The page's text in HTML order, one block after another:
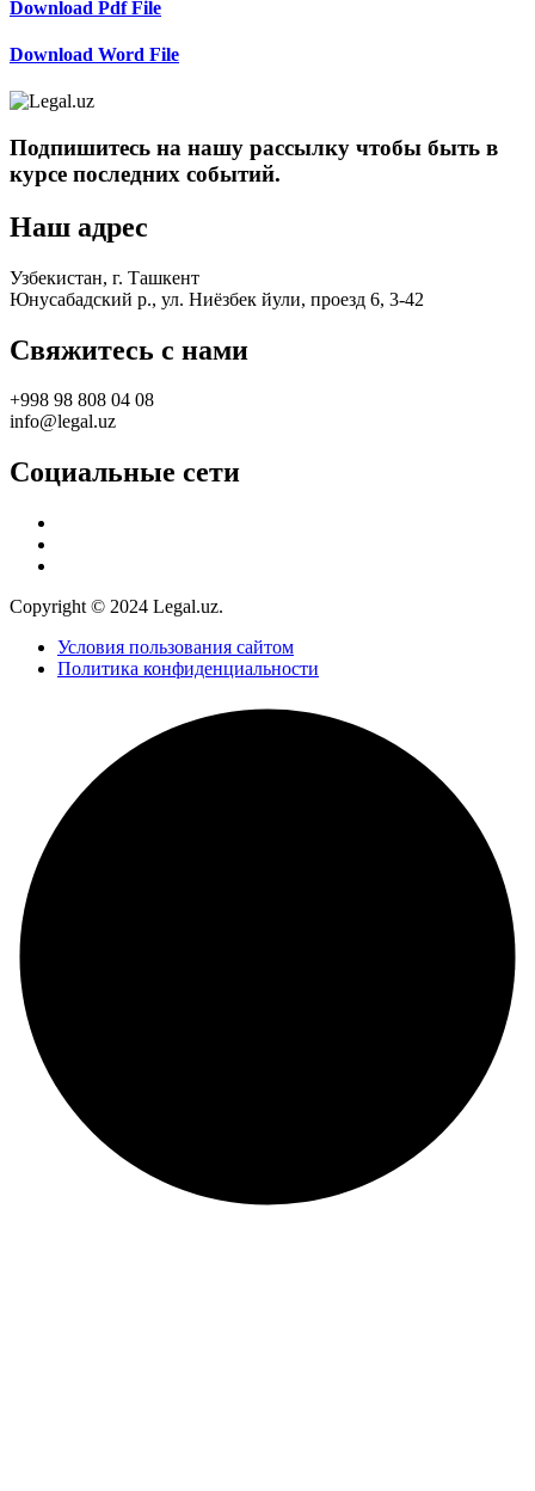
Download Pdf File
Download Word File
Подпишитесь на нашу рассылку чтобы быть в
курсе последних событий.
Наш адрес
Узбекистан, г. Ташкент
Юнусабадский р., ул. Ниёзбек йули, проезд 6, 3-42
Свяжитесь с нами
+998 98 808 04 08
info@legal.uz
Социальные сети
Copyright © 2024 Legal.uz.
Условия пользования сайтом
Политика конфиденциальности